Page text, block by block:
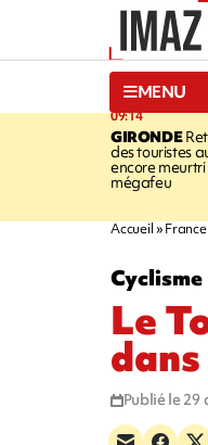
MENU
09:14
GIRONDE
des touristes
encore
mégafeu
Accueil
Cyclisme
Le
Publié le 29